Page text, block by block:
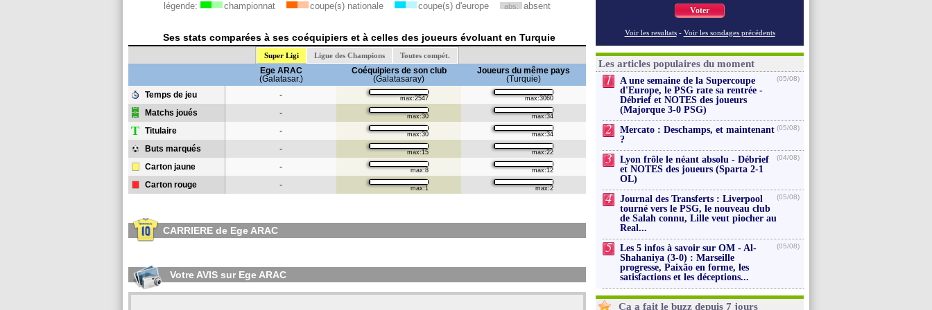
légende: championnat coupe(s) nationale coupe(s) d'europe abs. absent
Ses stats comparées à ses coéquipiers et à celles des joueurs évoluant en Turquie
Super Ligi Ligue des Champions Toutes compét.
Ege ARAC
(Galatasar.)
Coéquipiers de son club
(Galatasaray)
Joueurs du même pays
(Turquie)
Temps de jeu
- max:2547 max:3060
Matchs joués - max:30 max:34
T Titulaire - max:30 max:34
Buts marqués - max:15 max:22
Carton jaune - max:8 max:12
Carton rouge - max:1 max:2
CARRIERE de Ege ARAC
Votre AVIS sur Ege ARAC
Voter
Voir les resultats - Voir les sondages précédents
Les articles populaires du moment
1
A une semaine de la Supercoupe
d'Europe, le PSG rate sa rentrée -
Débrief et NOTES des joueurs
(Majorque 3-0 PSG)
(05/08)
2
Mercato : Deschamps, et maintenant
?
(05/08)
3
Lyon frôle le néant absolu - Débrief
et NOTES des joueurs (Sparta 2-1
OL)
(04/08)
4
Journal des Transferts : Liverpool
tourné vers le PSG, le nouveau club
de Salah connu, Lille veut piocher au
Real...
(05/08)
5
Les 5 infos à savoir sur OM - Al-
Shahaniya (3-0) : Marseille
progresse, Paixão en forme, les
satisfactions et les déceptions...
(05/08)
Ça a fait le buzz depuis 7 jours